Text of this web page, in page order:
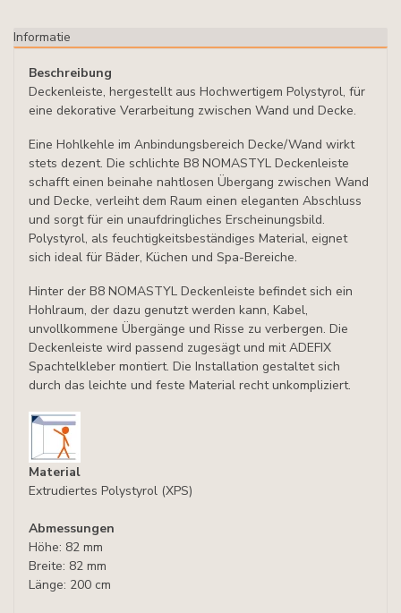
Informatie
Beschreibung
Deckenleiste, hergestellt aus Hochwertigem Polystyrol, für
eine dekorative Verarbeitung zwischen Wand und Decke.
Eine Hohlkehle im Anbindungsbereich Decke/Wand wirkt
stets dezent. Die schlichte B8 NOMASTYL Deckenleiste
schafft einen beinahe nahtlosen Übergang zwischen Wand
und Decke, verleiht dem Raum einen eleganten Abschluss
und sorgt für ein unaufdringliches Erscheinungsbild.
Polystyrol, als feuchtigkeitsbeständiges Material, eignet
sich ideal für Bäder, Küchen und Spa-Bereiche.
Hinter der B8 NOMASTYL Deckenleiste befindet sich ein
Hohlraum, der dazu genutzt werden kann, Kabel,
unvollkommene Übergänge und Risse zu verbergen. Die
Deckenleiste wird passend zugesägt und mit ADEFIX
Spachtelkleber montiert. Die Installation gestaltet sich
durch das leichte und feste Material recht unkompliziert.
Material
Extrudiertes Polystyrol (XPS)
Abmessungen
Höhe: 82 mm
Breite: 82 mm
Länge: 200 cm